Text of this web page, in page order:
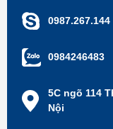
0987.267.144
0984246483
5C ngõ 114
Nội